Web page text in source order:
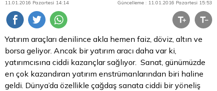
11.01.2016 Pazartesi 14:14 Güncelleme : 11.01.2016 Pazartesi 15:53
Yatırım araçları denilince akla hemen faiz, döviz, altın ve
borsa geliyor. Ancak bir yatırım aracı daha var ki,
yatırımcısına ciddi kazançlar sağlıyor. Sanat, günümüzde
en çok kazandıran yatırım enstrümanlarından biri haline
geldi. Dünya’da özellikle çağdaş sanata ciddi bir yöneliş